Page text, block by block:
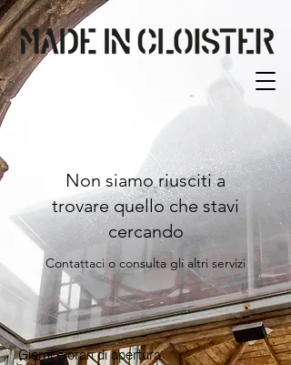
Non siamo riusciti a
trovare quello che stavi
cercando
Contattaci o consulta gli altri servizi
Giorni e orari di apertura